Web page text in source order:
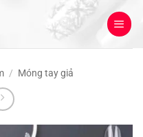
/ Móng tay giả